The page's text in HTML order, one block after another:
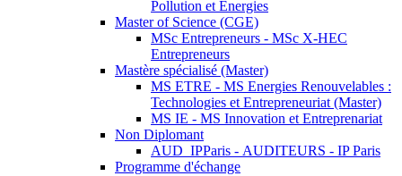
Pollution et Énergies
Master of Science (CGE)
MSc Entrepreneurs - MSc X-HEC
Entrepreneurs
Mastère spécialisé (Master)
MS ETRE - MS Energies Renouvelables :
Technologies et Entrepreneuriat (Master)
MS IE - MS Innovation et Entreprenariat
Non Diplomant
AUD_IPParis - AUDITEURS - IP Paris
Programme d'échange